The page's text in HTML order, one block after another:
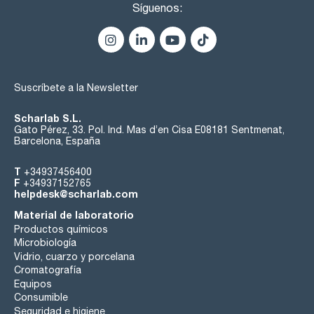
Síguenos:
Suscríbete a la Newsletter
Scharlab S.L.
Gato Pérez, 33. Pol. Ind. Mas d’en Cisa E08181 Sentmenat,
Barcelona, España
T +34937456400
F +34937152765
helpdesk@scharlab.com
Material de laboratorio
Productos químicos
Microbiología
Vidrio, cuarzo y porcelana
Cromatografía
Equipos
Consumible
Seguridad e higiene